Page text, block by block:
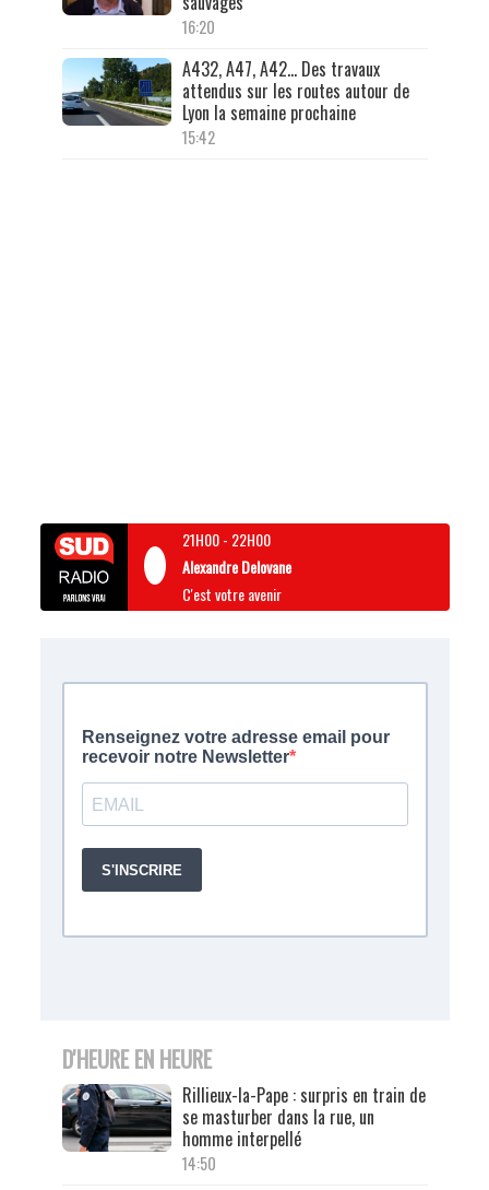
16:20
A432, A47, A42… Des travaux
attendus sur les routes autour de
Lyon la semaine prochaine
15:42
21H00- 22H00
Alexandre Delovane
C'est votre avenir
D'HEURE EN HEURE
Rillieux-la-Pape : surpris en train de
se masturber dans la rue, un
homme interpellé
14:50